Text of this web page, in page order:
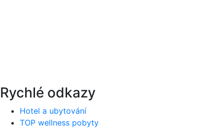
Rychlé odkazy
Hotel a ubytování
TOP wellness pobyty